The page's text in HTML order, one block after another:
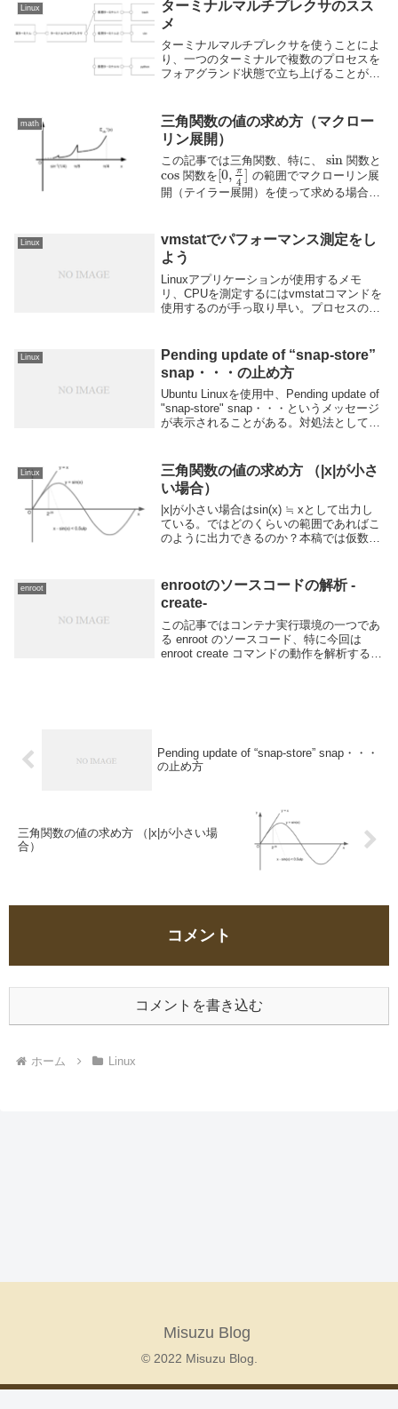
Linux
ターミナルマルチプレクサのスス
メ
ターミナルマルチプレクサを使うことによ
り、一つのターミナルで複数のプロセスを
フォアグランド状態で立ち上げることがで
とである。本記事ではターミナルマルチプ
レクサの概要とその有用性について説明す
る。そして、その一つであるtmuxの使い方
について説明する。
math
三角関数の値の求め方（マクロー
リン展開）
この記事では三角関数、特に、 sin関数と
cos 関数を [0, π
4 ] の範囲でマクローリン展
開（テイラー展開）を使って求める場合、
示す。
Linux
vmstatでパフォーマンス測定をし
よう
Linuxアプリケーションが使用するメモ
リ、CPUを測定するにはvmstatコマンドを
使用するのが手っ取り早い。プロセスの起
る。
Linux
Pending update of “snap-store”
snap・・・の止め方
Ubuntu Linuxを使用中、Pending update of
"snap-store" snap・・・というメッセージ
が表示されることがある。対処法としては
Linux
三角関数の値の求め方 （|x|が小さ
い場合）
|x|が小さい場合はsin(x) ≒ xとして出力し
ている。ではどのくらいの範囲であればこ
のように出力できるのか？本稿では仮数部
価して求めている。
enroot
enrootのソースコードの解析 -
create-
この記事ではコンテナ実行環境の一つであ
る enroot のソースコード、特に今回は
enroot create コマンドの動作を解析する。
Pending update of “snap-store” snap・・・
の止め方
三角関数の値の求め方 （|x|が小さい場
合）
コメント
コメントを書き込む
ホーム Linux
Misuzu Blog
© 2022 Misuzu Blog.